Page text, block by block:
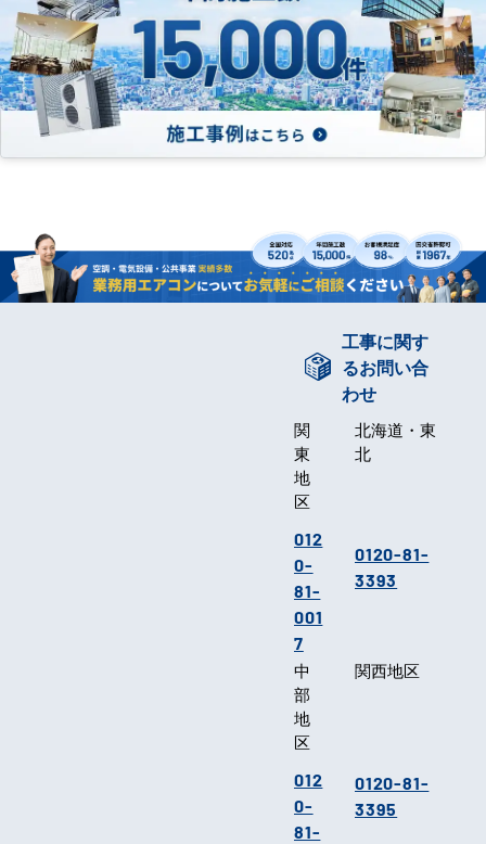
工事に関す
るお問い合
わせ
関
東
地
区
012
0-
81-
001
7
北海道・東
北
0120-81-
3393
中
部
地
区
012
0-
81-
関西地区
0120-81-
3395